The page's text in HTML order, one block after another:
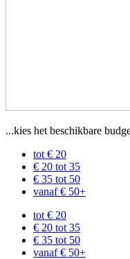
...kies het beschikbare
tot € 20
€ 20 tot 35
€ 35 tot 50
vanaf € 50+
tot € 20
€ 20 tot 35
€ 35 tot 50
vanaf € 50+